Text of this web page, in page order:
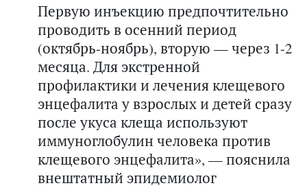
Первую инъекцию предпочтительно
проводить в осенний период
(октябрь-ноябрь), вторую — через 1-2
месяца. Для экстренной
профилактики и лечения клещевого
энцефалита у взрослых и детей сразу
после укуса клеща используют
иммуноглобулин человека против
клещевого энцефалита», — пояснила
внештатный эпидемиолог